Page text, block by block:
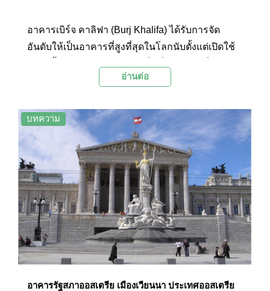
อาคารเบิร์จ คาลิฟา (Burj Khalifa) ได้รับการจัด
อันดับให้เป็นอาคารที่สูงที่สุดในโลกนับตั้งแต่เปิดใช้
ความสำเร็จที่สุดแห่งหนึ่งของประเทศอาหรับเอมิ
สามารถสร้างรายได้ให้กับประเทศมหาศาล
อ่านต่อ
บทความ
อาคารรัฐสภาออสเตรีย เมืองเวียนนา ประเทศออสเตรีย